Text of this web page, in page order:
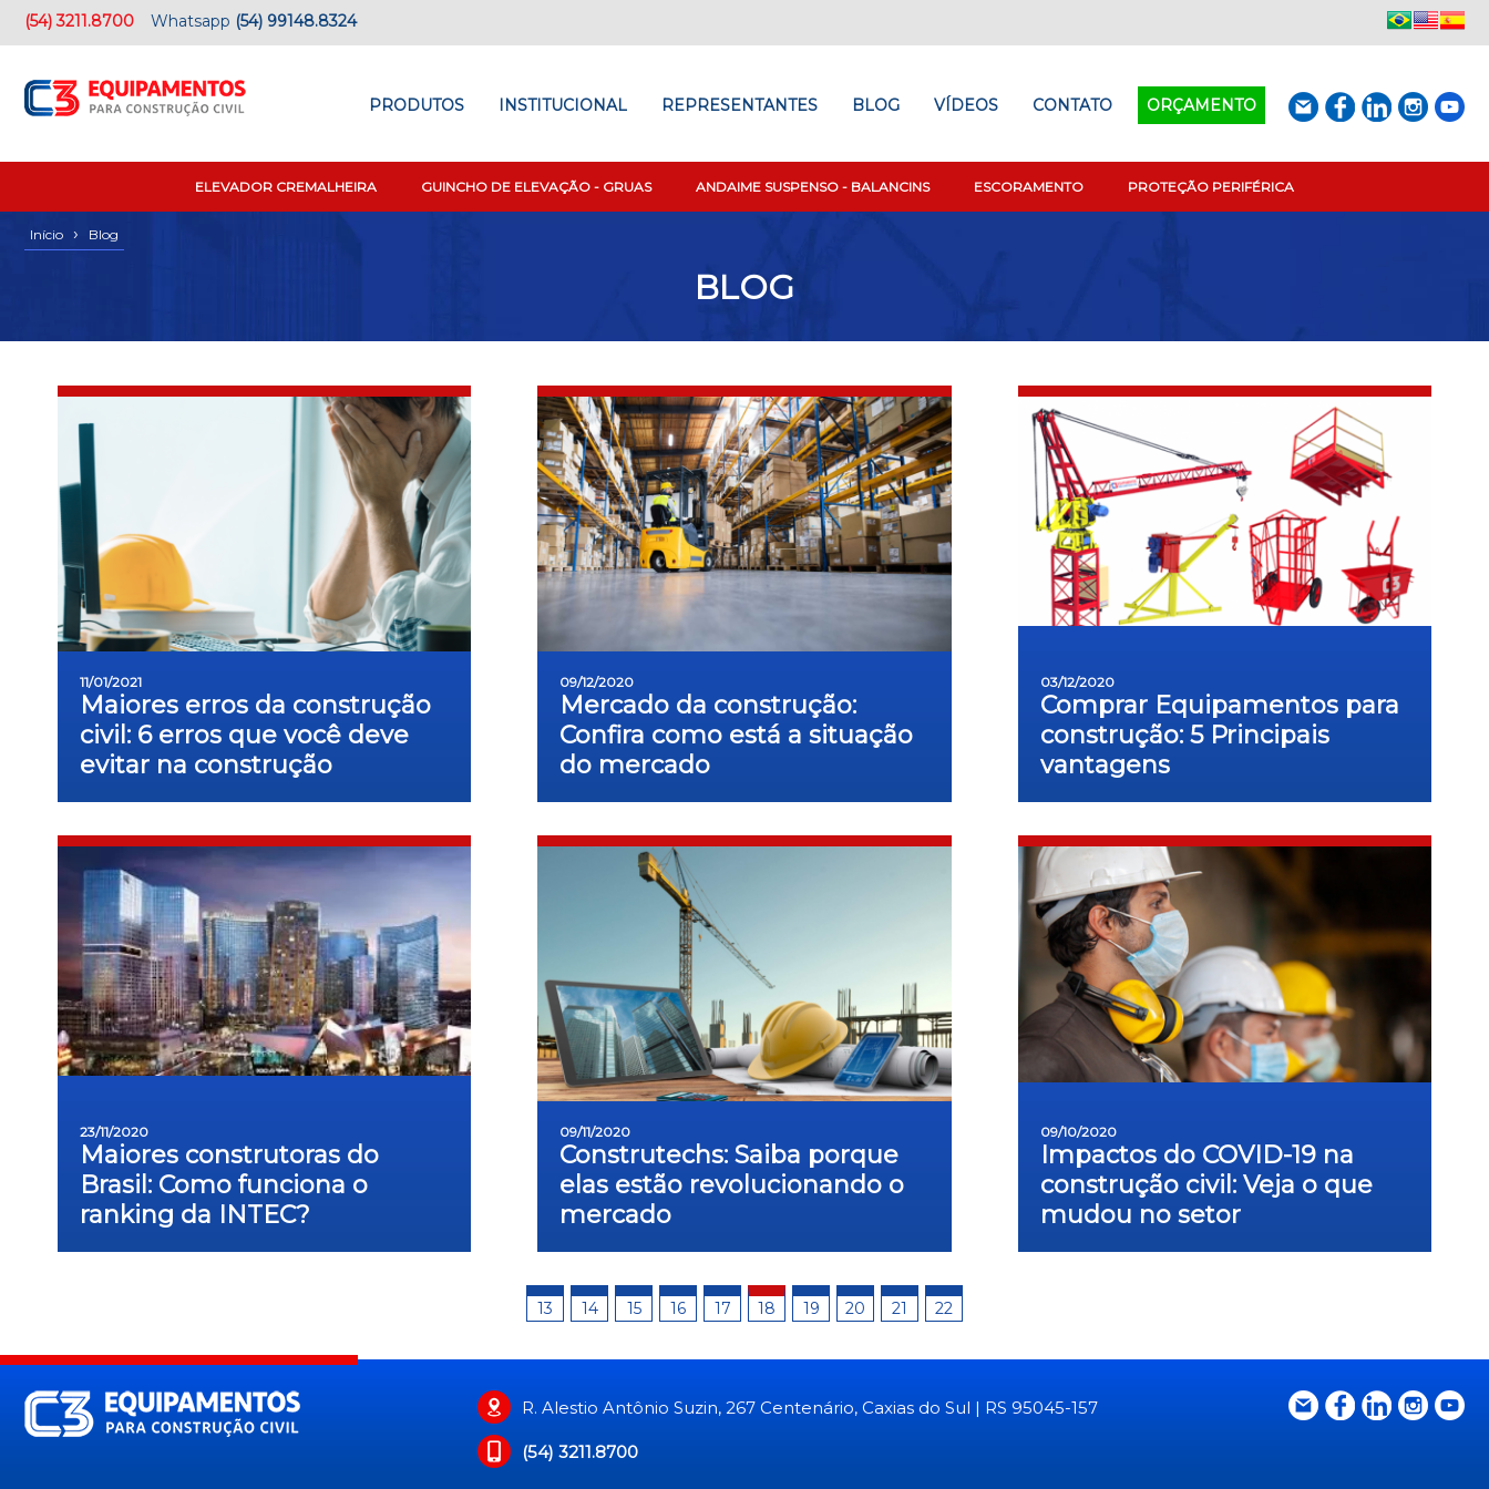
(54) 3211.8700 Whatsapp (54) 99148.8324
PRODUTOS INSTITUCIONAL REPRESENTANTES BLOG VÍDEOS CONTATO ORÇAMENTO
ELEVADOR CREMALHEIRA GUINCHO DE ELEVAÇÃO - GRUAS ANDAIME SUSPENSO - BALANCINS ESCORAMENTO PROTEÇÃO PERIFÉRICA
Início › Blog
BLOG
11/01/2021
Maiores erros da construção
civil: 6 erros que você deve
evitar na construção
09/12/2020
Mercado da construção:
Confira como está a situação
do mercado
03/12/2020
Comprar Equipamentos para
construção: 5 Principais
vantagens
23/11/2020
Maiores construtoras do
Brasil: Como funciona o
ranking da INTEC?
09/11/2020
Construtechs: Saiba porque
elas estão revolucionando o
mercado
09/10/2020
Impactos do COVID-19 na
construção civil: Veja o que
mudou no setor
13 14 15 16 17 18 19 20 21 22
R. Alestio Antônio Suzin, 267 Centenário, Caxias do Sul | RS 95045-157
(54) 3211.8700